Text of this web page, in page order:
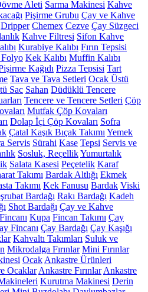
Aleti Sarma Makinesi Kahve
Pişirme Grubu Çay ve Kahve
Dripper Chemex Cezve Çay Süzgeci
Kahve Filtresi Sifon Kahve
Kurabiye Kalıbı Fırın Tepsisi
Kek Kalıbı Muffin Kalıbı
Kağıdı Pizza Tepsisi Tart
Tava ve Tava Setleri Ocak Üstü
Sac Sahan Düdüklü Tencere
Tencere ve Tencere Setleri Çöp
Mutfak Çöp Kovaları
Dolap İçi Çöp Kovaları Sofra
Çatal Kaşık Bıçak Takımı Yemek
Servis Sürahi Kase Tepsi Servis ve
Sosluk, ReçellikYumurtalık
Salata Kasesi Peçetelik Karaf
Takımı Bardak Altlığı Ekmek
Takımı Kek Fanusu Bardak Viski
Bardağı Rakı Bardağı Kadeh
Shot Bardağı Çay ve Kahve
Kupa Fincan Takımı Çay
Fincanı Çay Bardağı Çay Kaşığı
Kahvaltı Takımları Suluk ve
Mikrodalga Fırınlar Mini Fırınlar
Ocak Ankastre Ürünleri
Ocaklar Ankastre Fırınlar Ankastre
Kurutma Makinesi Derin